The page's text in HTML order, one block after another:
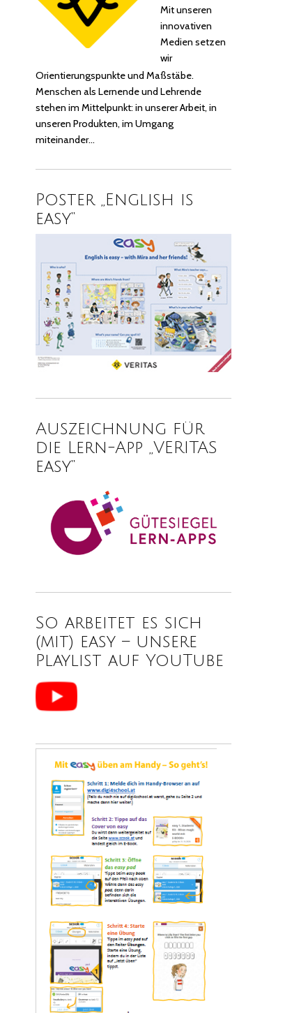
Mit unseren
innovativen
Medien setzen
wir
Orientierungspunkte und Maßstäbe.
Menschen als Lernende und Lehrende
stehen im Mittelpunkt: in unserer Arbeit, in
unseren Produkten, im Umgang
miteinander…
Poster „English is
easy“
Auszeichnung für
die Lern-App „VERITAS
easy“
So arbeitet es sich
(mit) easy – unsere
Playlist auf YouTube